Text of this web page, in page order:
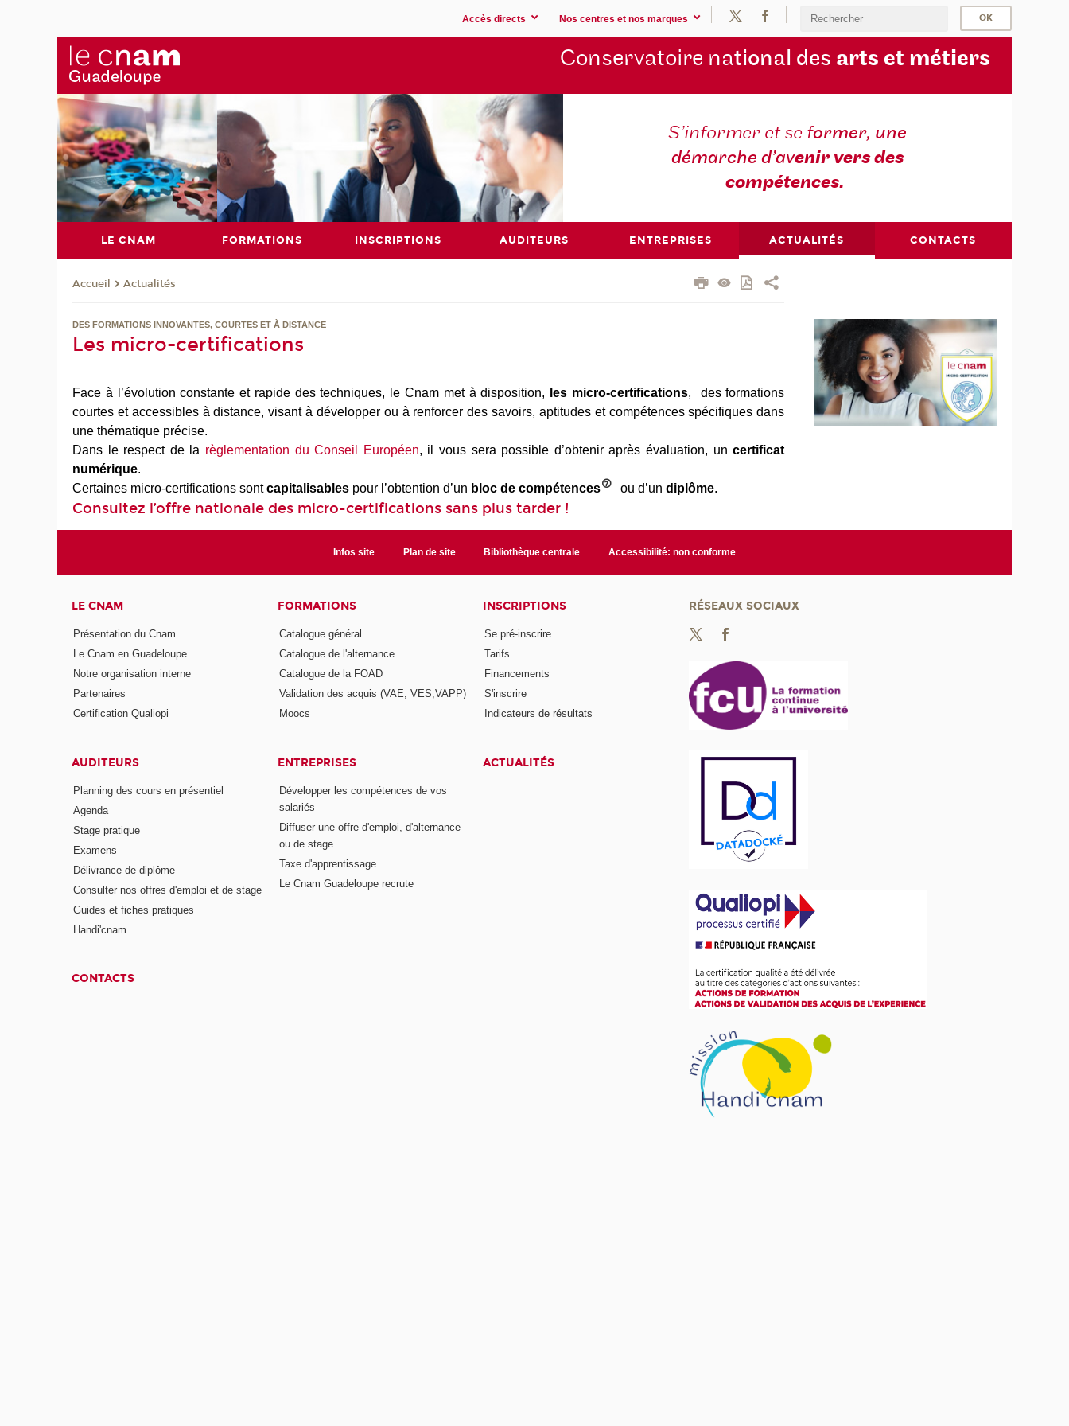
Accès directs Nos centres et nos marques
Conservatoire national des arts et métiers
S’informer et se former, une
démarche d’avenir vers des
compétences.
LE CNAM FORMATIONS INSCRIPTIONS AUDITEURS ENTREPRISES ACTUALITÉS CONTACTS
Accueil Actualités
DES FORMATIONS INNOVANTES, COURTES ET À DISTANCE
Les micro-certifications
Face à l’évolution constante et rapide des techniques, le Cnam met à disposition, les micro-certifications, des formations
courtes et accessibles à distance, visant à développer ou à renforcer des savoirs, aptitudes et compétences spécifiques dans
une thématique précise.
Dans le respect de la règlementation du Conseil Européen, il vous sera possible d’obtenir après évaluation, uncertificat
numérique.
Certaines micro-certifications sontcapitalisables pour l’obtention d’un bloc de compétences ou d’un diplôme.
Consultez l’offre nationale des micro-certifications sans plus tarder !
Infos site Plan de site Bibliothèque centrale Accessibilité: non conforme
LE CNAM
Présentation du Cnam
Le Cnam en Guadeloupe
Notre organisation interne
Partenaires
Certification Qualiopi
FORMATIONS
Catalogue général
Catalogue de l'alternance
Catalogue de la FOAD
Validation des acquis (VAE, VES,VAPP)
Moocs
INSCRIPTIONS
Se pré-inscrire
Tarifs
Financements
S'inscrire
Indicateurs de résultats
AUDITEURS
Planning des cours en présentiel
Agenda
Stage pratique
Examens
Délivrance de diplôme
Consulter nos offres d'emploi et de stage
Guides et fiches pratiques
Handi'cnam
ENTREPRISES
Développer les compétences de vos
salariés
Diffuser une offre d'emploi, d'alternance
ou de stage
Taxe d'apprentissage
Le Cnam Guadeloupe recrute
ACTUALITÉS
CONTACTS
RÉSEAUX SOCIAUX